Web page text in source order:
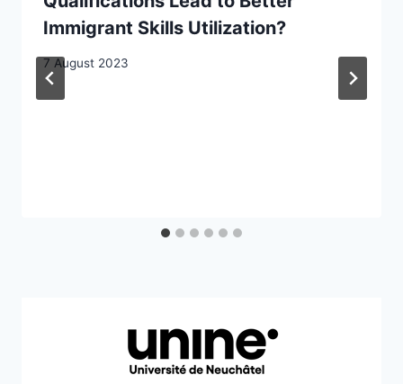
Immigrant Skills Utilization?
7 August 2023